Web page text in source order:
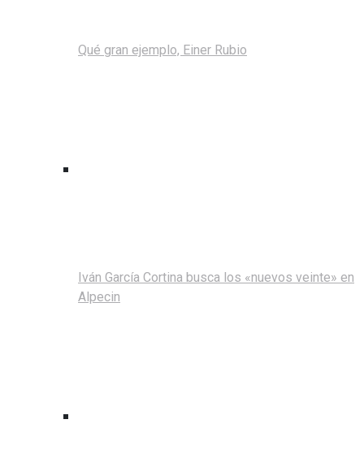
Qué gran ejemplo, Einer Rubio
Iván García Cortina busca los «nuevos veinte» en
Alpecin